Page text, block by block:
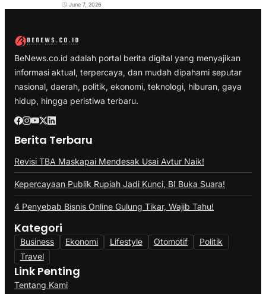
June 7, 2026
BeNews.co.id adalah portal berita digital yang menyajikan
informasi aktual, terpercaya, dan mudah dipahami seputar
nasional, daerah, politik, ekonomi, teknologi, hiburan, gaya
hidup, hingga peristiwa terbaru.
Berita Terbaru
Revisi TBA Maskapai Mendesak Usai Avtur Naik!
Kepercayaan Publik Rupiah Jadi Kunci, BI Buka Suara!
4 Penyebab Bisnis Online Gulung Tikar, Wajib Tahu!
Kategori
Business Ekonomi Lifestyle Otomotif
Politik
Travel
Link Penting
Tentang Kami